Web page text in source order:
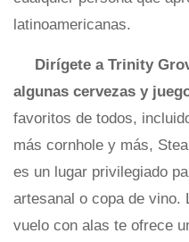
latinoamericanas.
Dirígete a Trinity
algunas cervezas y
favoritos de todos,
más cornhole y más,
es un lugar privilegiado
artesanal o copa de vino.
vuelo con alas te ofrece